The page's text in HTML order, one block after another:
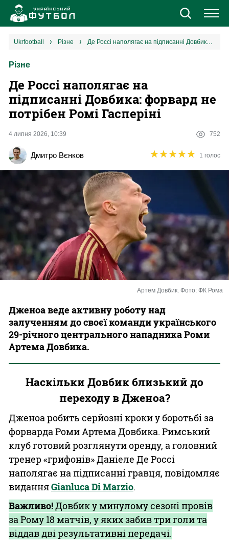
Новини
Єврокубки
УПЛ
2 ліга
Різне
Букмекери
Казино
ukrfootball різне Де Россі наполягає на підписанні Довбика: форвард не потрібен Ромі Гасперіні
Різне
Де Россі наполягає на
підписанні Довбика: форвард не
потрібен Ромі Гасперіні
4 липня 2026, 10:39 752
Дмитро Вєнков ★★★★★
★★★★★ 1 голос
Артем Довбик. Фото: ФК Рома
Дженоа веде активну роботу над
залученням до своєї команди українського
29-річного центрального нападника Роми
Артема Довбика.
Наскільки Довбик близький до
переходу в Дженоа?
Дженоа робить серйозні кроки у боротьбі за
форварда Роми Артема Довбика. Римський
клуб готовий розглянути оренду, а головний
тренер «грифонів» Даніеле Де Россі
наполягає на підписанні гравця, повідомляє
виданняGianluca Di Marzio.
Важливо!Довбик у минулому сезоні провів
за Рому 18 матчів, у яких забив три голи та
віддав дві результативні передачі.